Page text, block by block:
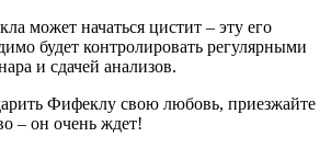
может начаться цистит – эту его
будет контролировать регулярными
и сдачей анализов.
Фифеклу свою любовь, приезжайте
– он очень ждет!